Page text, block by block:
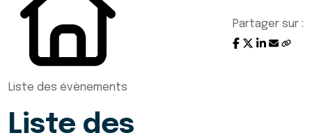
Liste des évènements
Partager sur :
Liste des